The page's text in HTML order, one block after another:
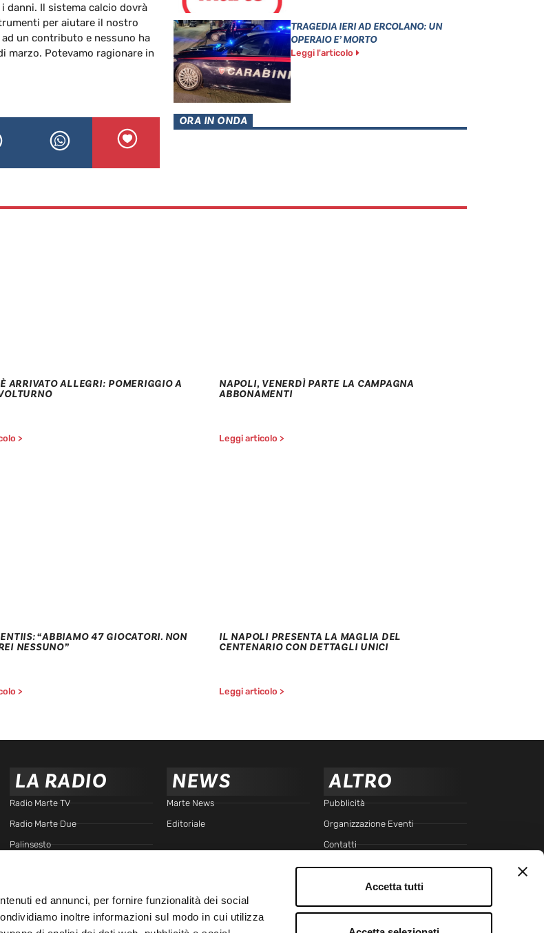
ed annunci, per fornire funzionalità dei social
inoltre informazioni sul modo in cui utilizza
Accetta tutti
danni. Il sistema calcio dovrà
per aiutare il nostro
un contributo e nessuno ha
marzo. Potevamo ragionare in
TRAGEDIA IERI AD ERCOLANO: UN
OPERAIO E’ MORTO
Leggi l'articolo
ORA IN ONDA
ARRIVATO ALLEGRI: POMERIGGIO A
>
NAPOLI, VENERDÌ PARTE LA CAMPAGNA
ABBONAMENTI
Leggi articolo >
“ABBIAMO 47 GIOCATORI. NON
NESSUNO”
>
IL NAPOLI PRESENTA LA MAGLIA DEL
CENTENARIO CON DETTAGLI UNICI
Leggi articolo >
LA RADIO
Radio Marte TV
Radio Marte Due
Palinsesto
Podcast - Brain Station
NEWS
Marte News
Editoriale
ALTRO
Pubblicità
Organizzazione Eventi
Contatti
Cookie Policy
Privacy Policy
Trasparenza